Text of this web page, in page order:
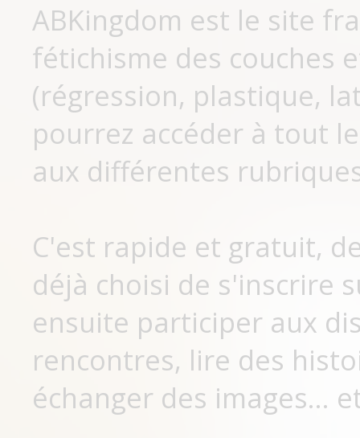
ABKingdom est le site
fétichisme des couches
(régression, plastique,
pourrez accéder à tout
aux différentes
C'est rapide et gratuit,
déjà choisi de s'inscrire
ensuite participer aux
rencontres, lire des
échanger des images...